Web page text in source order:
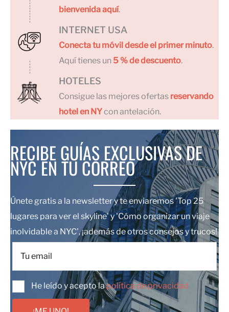
bienvenida aquí.
INTERNET USA
Conecta tu móvil desde el primer minuto.
Aquí tienes un 5 % de descuento.
HOTELES
Consigue las mejores ofertas reservando
hotel en NYcon antelación.
RECIBE GUÍAS EXCLUSIVAS DE
NYC EN TU CORREO
Únete gratis a la newsletter y te enviaremos 'Top 25
lugares para ver el skyline' y 'Cómo organizar un viaje
inolvidable a NYC', ¡además de otros consejos y trucos!
He leído y acepto lapolítica de privacidad